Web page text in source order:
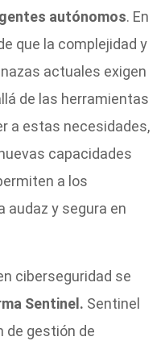
autónomos. En
que la complejidad y
actuales exigen
de las herramientas
a estas necesidades,
capacidades
a los
audaz y segura en
ciberseguridad se
Sentinel. Sentinel
de gestión de